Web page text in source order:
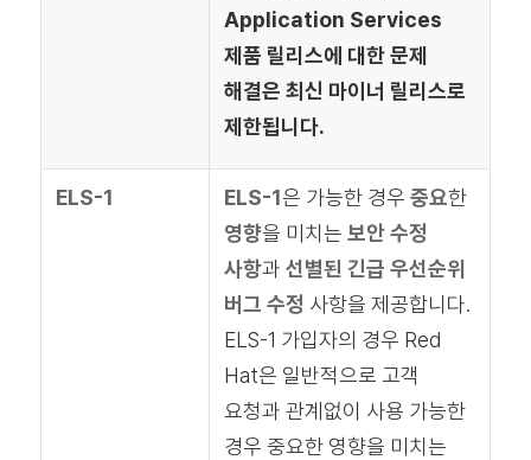
Application Services
제품 릴리스에 대한 문제
해결은 최신 마이너 릴리스로
제한됩니다.
ELS-1 ELS-1은 가능한 경우 중요한
영향을 미치는 보안 수정
사항과 선별된 긴급 우선순위
버그 수정 사항을 제공합니다.
ELS-1 가입자의 경우 Red
Hat은 일반적으로 고객
요청과 관계없이 사용 가능한
경우 중요한 영향을 미치는